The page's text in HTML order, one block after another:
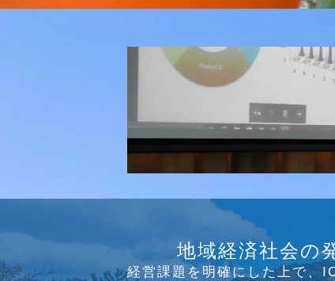
介護ソリューション研究会
っています
地域経済社会の
経営課題を明確にした上で、